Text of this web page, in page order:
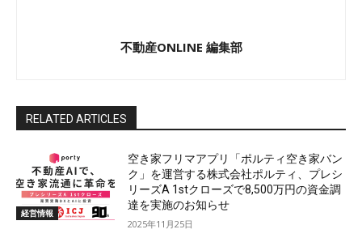
不動産ONLINE 編集部
RELATED ARTICLES
経営情報
空き家フリマアプリ「ポルティ空き家バン
ク」を運営する株式会社ポルティ、プレシ
リーズA 1stクローズで8,500万円の資金調
達を実施のお知らせ
2025年11月25日